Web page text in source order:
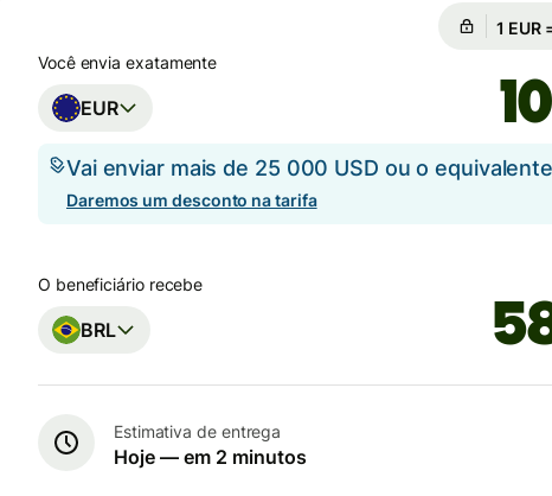
Você envia exatamente
EUR
Vai enviar mais de 25 000 USD ou o
Daremos um desconto na tarifa
O beneficiário recebe
BRL
Estimativa de entrega
Hoje — em 2 minutos